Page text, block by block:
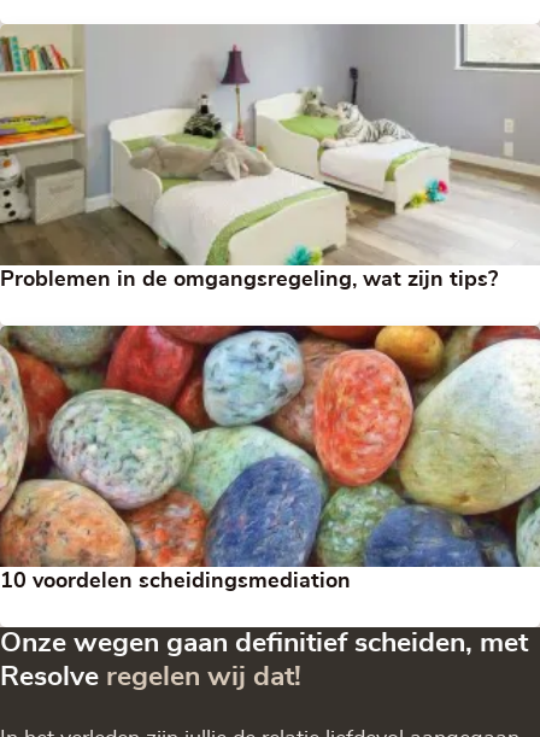
Problemen in de omgangsregeling, wat zijn tips?
10 voordelen scheidingsmediation
Onze wegen gaan definitief scheiden, met
Resolve regelen wij dat!